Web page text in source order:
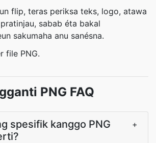
flip, teras periksa teks, logo, atawa
sabab éta bakal
sakumaha anu sanésna.
file PNG.
PNG FAQ
spesifik kanggo PNG
+